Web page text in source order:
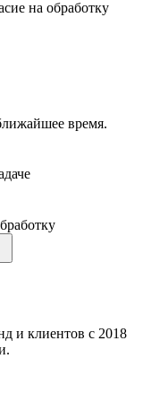
на обработку
время.
и клиентов с 2018